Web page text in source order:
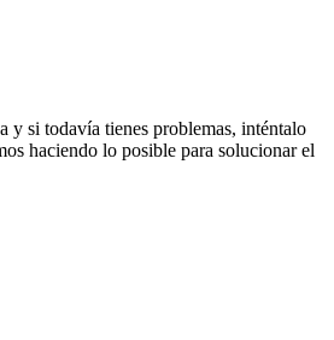
y si todavía tienes problemas, inténtalo
haciendo lo posible para solucionar el